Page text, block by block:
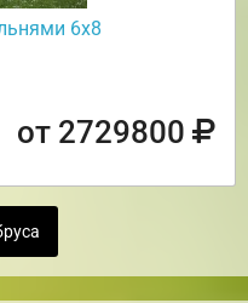
6х8
от 2729800